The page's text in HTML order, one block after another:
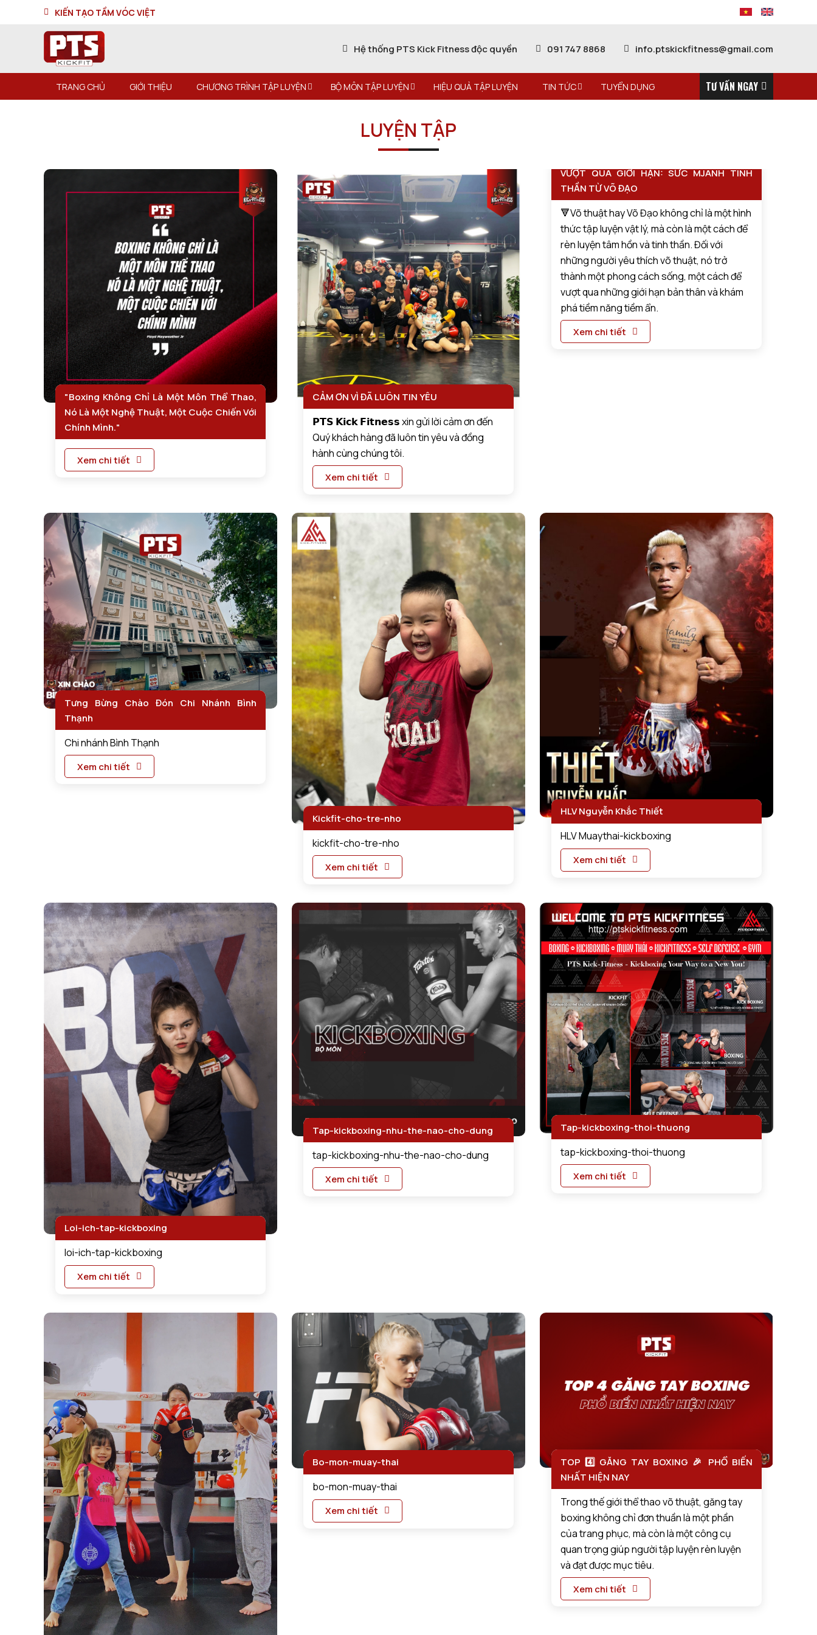
KIẾN TẠO TẦM VÓC VIỆT
Hệ thống PTS Kick Fitness độc quyền 091 747 8868 info.ptskickfitness@gmail.com
TRANG CHỦ GIỚI THIỆU CHƯƠNG TRÌNH TẬP LUYỆN BỘ MÔN TẬP LUYỆN HIỆU QUẢ TẬP LUYỆN TIN TỨC TUYỂN DỤNG TƯ VẤN NGAY
LUYỆN TẬP
"Boxing Không Chỉ Là Một Môn Thể Thao,
Nó Là Một Nghệ Thuật, Một Cuộc Chiến Với
Chính Mình."
Xem chi tiết
CẢM ƠN VÌ ĐÃ LUÔN TIN YÊU
𝗣𝗧𝗦 𝗞𝗶𝗰𝗸 𝗙𝗶𝘁𝗻𝗲𝘀𝘀 xin gửi lời cảm ơn đến
Quý khách hàng đã luôn tin yêu và đồng
hành cùng chúng tôi.
Xem chi tiết
VƯỢT QUA GIỚI HẠN: SỨC MJANH TINH
THẦN TỪ VÕ ĐẠO
🔻Võ thuật hay Võ Đạo không chỉ là một hình
thức tập luyện vật lý, mà còn là một cách để
rèn luyện tâm hồn và tinh thần. Đối với
những người yêu thích võ thuật, nó trở
thành một phong cách sống, một cách để
vượt qua những giới hạn bản thân và khám
phá tiềm năng tiềm ẩn.
Xem chi tiết
Tưng Bừng Chào Đón Chi Nhánh Bình
Thạnh
Chi nhánh Bình Thạnh
Xem chi tiết
Kickfit-cho-tre-nho
kickfit-cho-tre-nho
Xem chi tiết
HLV Nguyễn Khắc Thiết
HLV Muaythai-kickboxing
Xem chi tiết
Loi-ich-tap-kickboxing
loi-ich-tap-kickboxing
Xem chi tiết
Tap-kickboxing-nhu-the-nao-cho-dung
tap-kickboxing-nhu-the-nao-cho-dung
Xem chi tiết
Tap-kickboxing-thoi-thuong
tap-kickboxing-thoi-thuong
Xem chi tiết
Bo-mon-muay-thai
bo-mon-muay-thai
Xem chi tiết
TOP 4️⃣ GĂNG TAY BOXING 🎉 PHỔ BIẾN
NHẤT HIỆN NAY
Trong thế giới thể thao võ thuật, găng tay
boxing không chỉ đơn thuần là một phần
của trang phục, mà còn là một công cụ
quan trọng giúp người tập luyện rèn luyện
và đạt được mục tiêu.
Xem chi tiết